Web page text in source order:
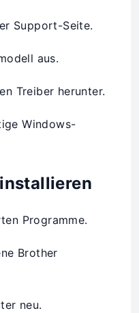
Support-Seite.
aus.
Treiber herunter.
Windows-
Programme.
Brother
neu.